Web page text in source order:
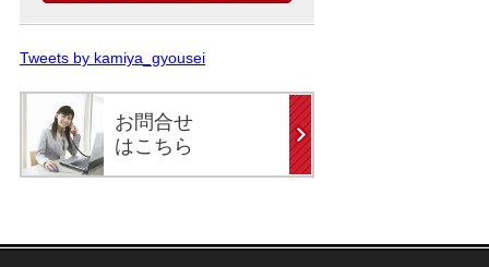
Tweets by kamiya_gyousei
お問合せ
はこちら